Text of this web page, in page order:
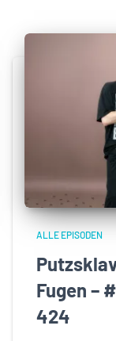
ALLE EPISODEN
Fugen –
424